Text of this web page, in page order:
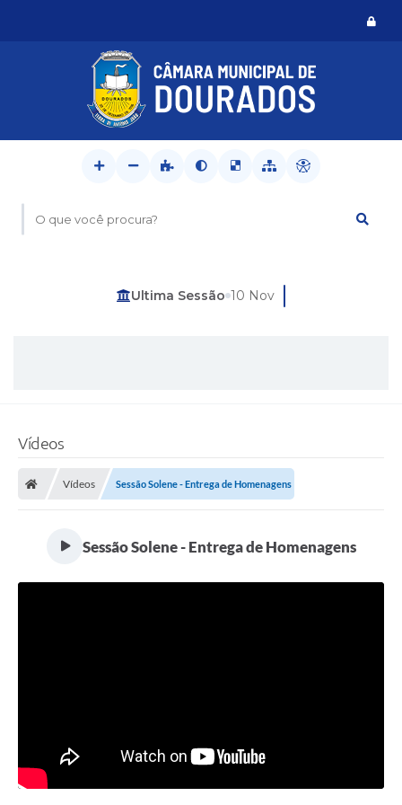
O que você procura?
Última Sessão 10 Nov
Vídeos
Vídeos Sessão Solene - Entrega de Homenagens
Sessão Solene - Entrega de Homenagens